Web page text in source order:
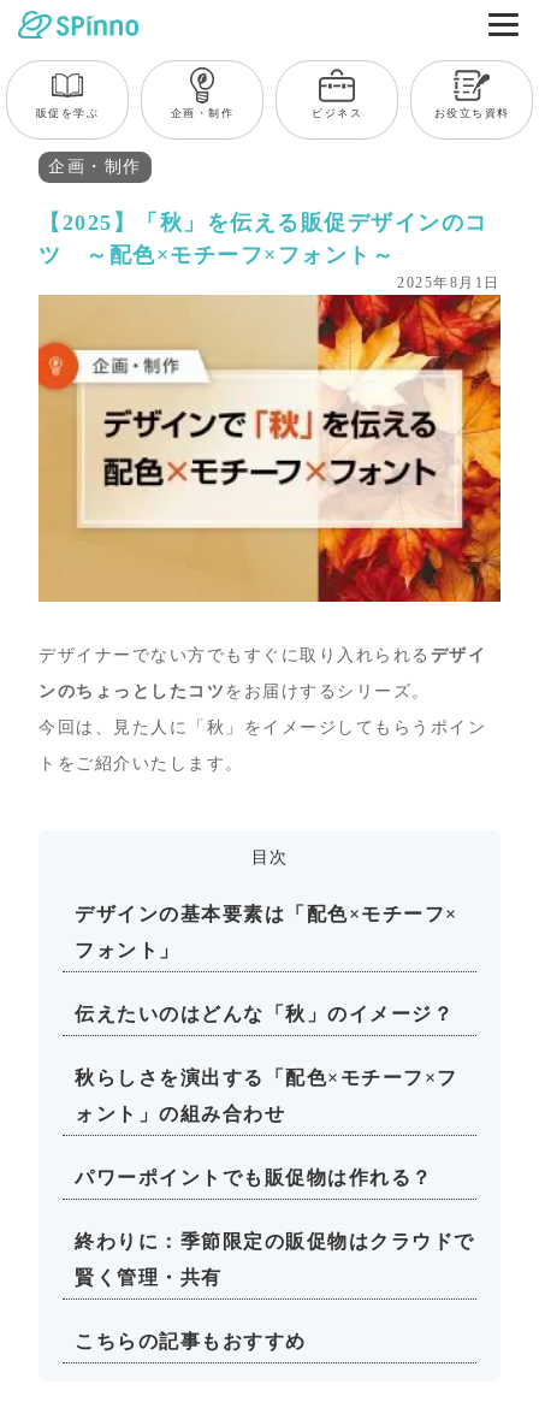
販促を学ぶ 企画・制作 ビジネス お役立ち資料
企画・制作
【2025】「秋」を伝える販促デザインのコ
ツ ～配色×モチーフ×フォント～
2025年8月1日
デザイナーでない方でもすぐに取り入れられる デザイ
ンのちょっとしたコツ をお届けするシリーズ。
今回は、見た人に「秋」をイメージしてもらうポイン
トをご紹介いたします。
目次
デザインの基本要素は「配色×モチーフ×
フォント」
伝えたいのはどんな「秋」のイメージ？
秋らしさを演出する「配色×モチーフ×フ
ォント」の組み合わせ
パワーポイントでも販促物は作れる？
終わりに：季節限定の販促物はクラウドで
賢く管理・共有
こちらの記事もおすすめ